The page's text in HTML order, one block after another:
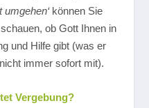
können Sie
ob Gott Ihnen in
und Hilfe gibt (was er
immer sofort mit).
Vergebung?